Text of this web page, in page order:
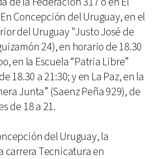
Concepción del Uruguay, en el
del Uruguay "Justo José de
24), en horario de 18.30
en la Escuela “Patria Libre”
18.30 a 21:30; y en La Paz, en la
Junta” (Saenz Peña 929), de
de 18 a 21.
del Uruguay, la
carrera Tecnicatura en